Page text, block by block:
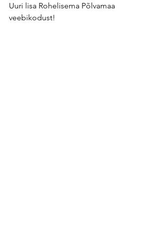
Uuri lisa Rohelisema Põlvamaa
veebikodust!